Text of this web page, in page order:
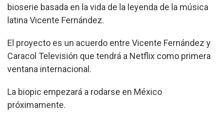
bioserie basada en la vida de la leyenda de la música
latina Vicente Fernández.
El proyecto es un acuerdo entre Vicente Fernández y
Caracol Televisión que tendrá a Netflix como primera
ventana internacional.
La biopic empezará a rodarse en México
próximamente.